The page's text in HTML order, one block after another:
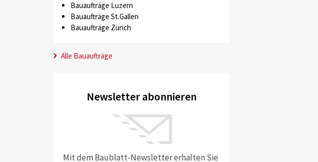
Bauaufträge Luzern
Bauaufträge St.Gallen
Bauaufträge Zürich
Alle Bauaufträge
Newsletter abonnieren
Mit dem Baublatt-Newsletter erhalten Sie